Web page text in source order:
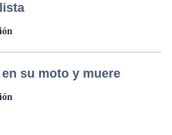
en su moto y muere